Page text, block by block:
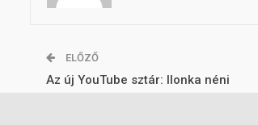
ELŐZŐ
Az új YouTube sztár: Ilonka néni